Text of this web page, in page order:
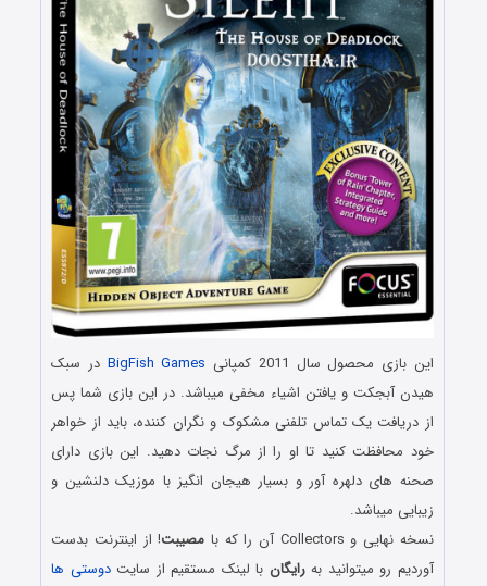
این بازی محصول سال 2011 کمپانی BigFish Games در سبک
هیدن آبجکت و یافتن اشیاء مخفی میباشد. در این بازی شما پس
از دریافت یک تماس تلفنی مشکوک و نگران کننده، باید از خواهر
خود محافظت کنید تا او را از مرگ نجات دهید. این بازی دارای
صحنه های دلهره آور و بسیار هیجان انگیز با موزیک دلنشین و
زیبایی میباشد.
نسخه نهایی و Collectors آن را که با
مصیبت! از اینترنت بدست
آوردیم رو میتوانید بهرایگان با لینک مستقیم از سایتدوستی ها